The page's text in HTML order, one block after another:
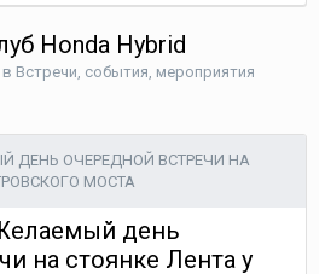
Honda Hybrid
в Встречи, события, мероприятия
ДЕНЬ ОЧЕРЕДНОЙ ВСТРЕЧИ НА
МОСТА
день
на стоянке Лента у